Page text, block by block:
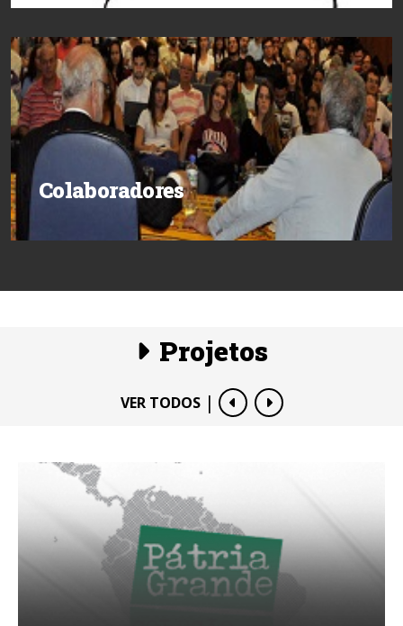
Colaboradores
Projetos
VER TODOS |